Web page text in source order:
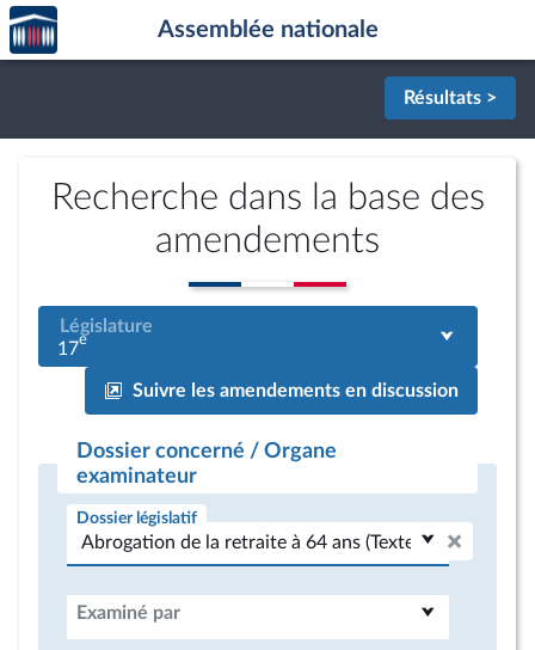
Aller au contenu
Aller en bas de la page
Accèder
à la
page
Assemblée nationale
Résultats >
Recherche dans la base des
amendements
Législature
17e
Suivre les amendements en discussion
Dossier concerné / Organe
examinateur
Dossier législatif
Examiné par